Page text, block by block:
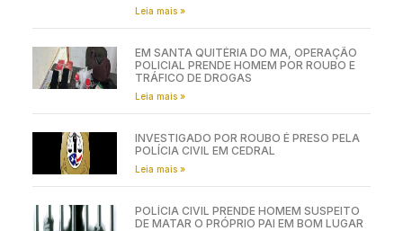
Leia mais »
EM SANTA QUITÉRIA DO MA, OPERAÇÃO
POLICIAL PRENDE HOMEM POR ROUBO E
TRÁFICO DE DROGAS
Leia mais »
INVESTIGADO POR ROUBO É PRESO PELA
POLÍCIA CIVIL EM CEDRAL
Leia mais »
POLÍCIA CIVIL PRENDE HOMEM SUSPEITO
DE MATAR O PRÓPRIO PAI EM BOM LUGAR